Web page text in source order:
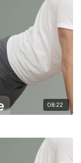
08:22